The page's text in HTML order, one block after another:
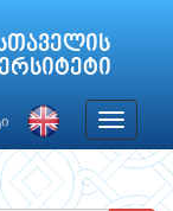
Toggle